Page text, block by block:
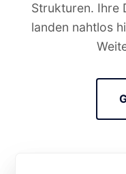
Strukturen. Ihre
landen nahtlos